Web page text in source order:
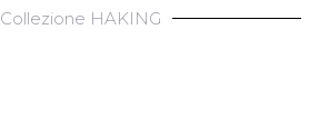
Collezione HAKING